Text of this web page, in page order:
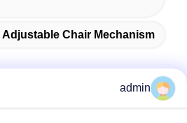
Adjustable Chair Mechanism
admin